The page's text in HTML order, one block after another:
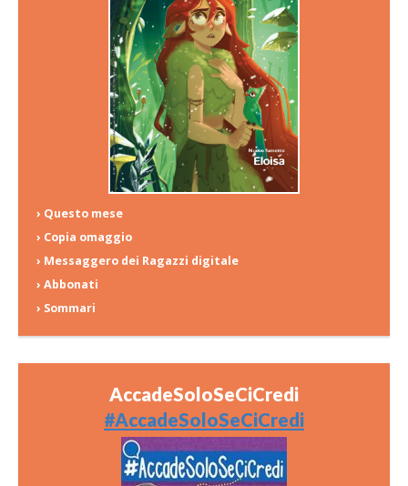
› Questo mese
› Copia omaggio
› Messaggero dei Ragazzi digitale
› Abbonati
› Sommari
AccadeSoloSeCiCredi
#AccadeSoloSeCiCredi